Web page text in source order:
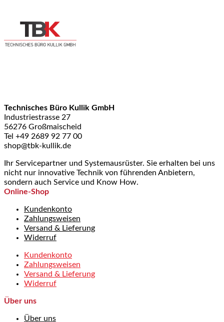
Technisches Büro Kullik GmbH
Industriestrasse 27
56276 Großmaischeid
Tel +49 2689 92 77 00
shop@tbk-kullik.de
Ihr Servicepartner und Systemausrüster. Sie erhalten bei uns
nicht nur innovative Technik von führenden Anbietern,
sondern auch Service und Know How.
Online-Shop
Kundenkonto
Zahlungsweisen
Versand & Lieferung
Widerruf
Kundenkonto
Zahlungsweisen
Versand & Lieferung
Widerruf
Über uns
Über uns